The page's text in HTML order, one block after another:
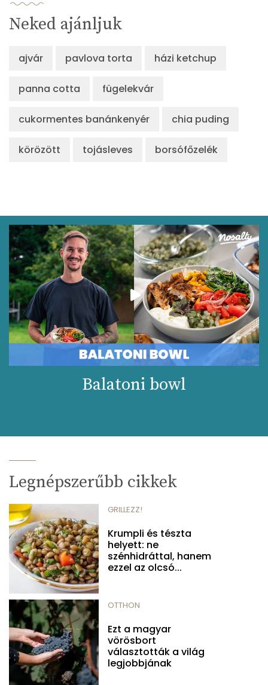
Neked ajánljuk
ajvár pavlova torta házi ketchup
panna cotta fügelekvár
cukormentes banánkenyér chia puding
körözött tojásleves borsófőzelék
Balatoni bowl
Legnépszerűbb cikkek
GRILLEZZ!
Krumpli és tészta
helyett: ne
szénhidráttal, hanem
ezzel az olcsó...
OTTHON
Ezt a magyar
vörösbort
választották a világ
legjobbjának